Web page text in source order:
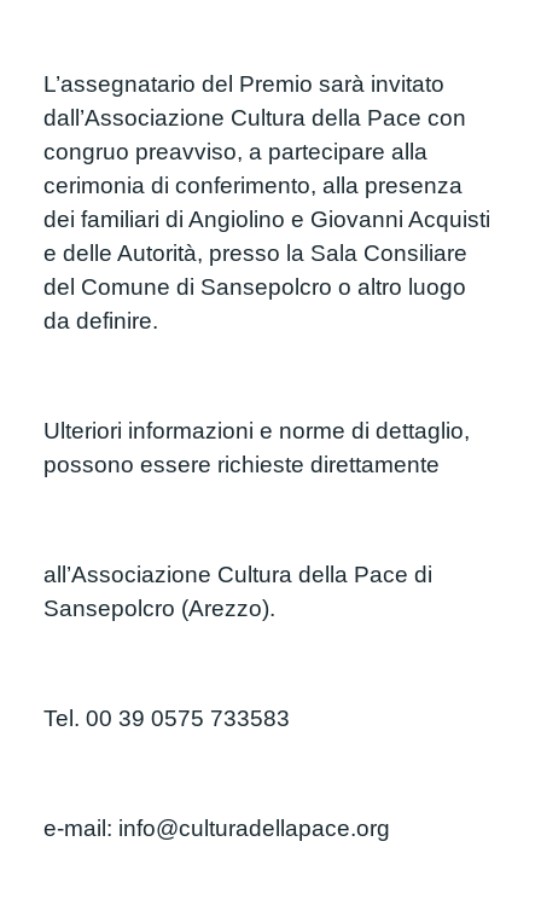
L’assegnatario del Premio sarà invitato
dall’Associazione Cultura della Pace con
congruo preavviso, a partecipare alla
cerimonia di conferimento, alla presenza
dei familiari di Angiolino e Giovanni Acquisti
e delle Autorità, presso la Sala Consiliare
del Comune di Sansepolcro o altro luogo
da definire.
Ulteriori informazioni e norme di dettaglio,
possono essere richieste direttamente
all’Associazione Cultura della Pace di
Sansepolcro (Arezzo).
Tel. 00 39 0575 733583
e-mail: info@culturadellapace.org